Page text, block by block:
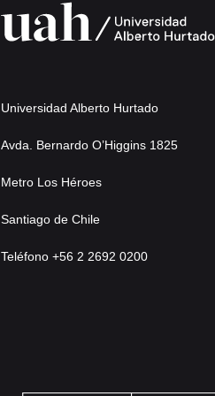
Universidad Alberto Hurtado
Avda. Bernardo O’Higgins 1825
Metro Los Héroes
Santiago de Chile
Teléfono +56 2 2692 0200